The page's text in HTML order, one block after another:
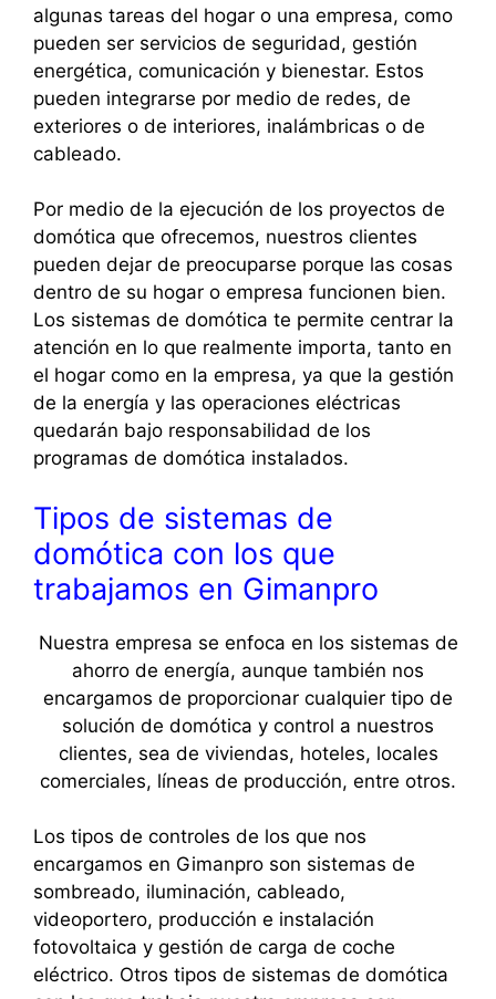
algunas tareas del hogar o una empresa, como
pueden ser servicios de seguridad, gestión
energética, comunicación y bienestar. Estos
pueden integrarse por medio de redes, de
exteriores o de interiores, inalámbricas o de
cableado.
Por medio de la ejecución de los proyectos de
domótica que ofrecemos, nuestros clientes
pueden dejar de preocuparse porque las cosas
dentro de su hogar o empresa funcionen bien.
Los sistemas de domótica te permite centrar la
atención en lo que realmente importa, tanto en
el hogar como en la empresa, ya que la gestión
de la energía y las operaciones eléctricas
quedarán bajo responsabilidad de los
programas de domótica instalados.
Tipos de sistemas de
domótica con los que
trabajamos en Gimanpro
Nuestra empresa se enfoca en los sistemas de
ahorro de energía, aunque también nos
encargamos de proporcionar cualquier tipo de
solución de domótica y control a nuestros
clientes, sea de viviendas, hoteles, locales
comerciales, líneas de producción, entre otros.
Los tipos de controles de los que nos
encargamos en Gimanpro son sistemas de
sombreado, iluminación, cableado,
videoportero, producción e instalación
fotovoltaica y gestión de carga de coche
eléctrico. Otros tipos de sistemas de domótica